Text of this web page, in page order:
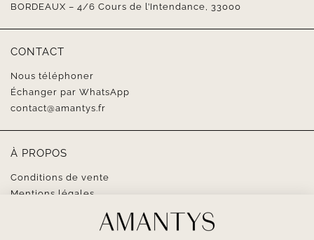
BORDEAUX – 4/6 Cours de l’Intendance, 33000
CONTACT
Nous téléphoner
Échanger par WhatsApp
contact@amantys.fr
À PROPOS
Conditions de vente
Mentions légales